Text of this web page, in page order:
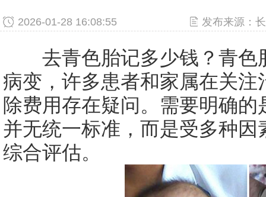
2026-01-28 16:08:55 发布来源：
去青色胎记多少钱？青色
病变，许多患者和家属在关
除费用存在疑问。需要明确
并无统一标准，而是受多种
综合评估。